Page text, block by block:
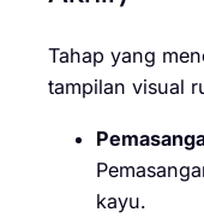
Tahap yang
tampilan visual
kayu.